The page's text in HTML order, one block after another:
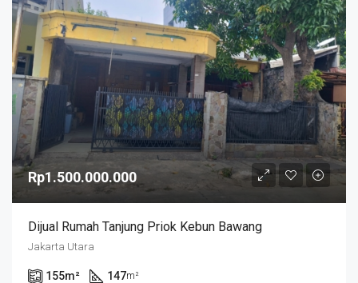
Rp1.500.000.000
Dijual Rumah Tanjung Priok Kebun Bawang
Jakarta Utara
155m² 147m²